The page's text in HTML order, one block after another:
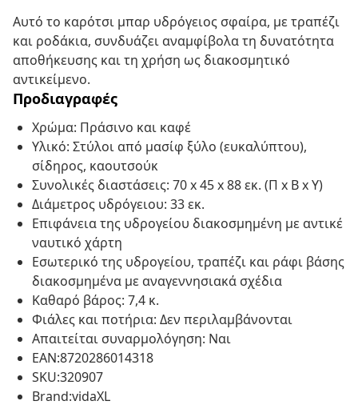
Αυτό το καρότσι μπαρ υδρόγειος σφαίρα, με τραπέζι
και ροδάκια, συνδυάζει αναμφίβολα τη δυνατότητα
αποθήκευσης και τη χρήση ως διακοσμητικό
αντικείμενο.
Προδιαγραφές
Χρώμα: Πράσινο και καφέ
Υλικό: Στύλοι από μασίφ ξύλο (ευκαλύπτου),
σίδηρος, καουτσούκ
Συνολικές διαστάσεις: 70 x 45 x 88 εκ. (Π x Β x Υ)
Διάμετρος υδρόγειου: 33 εκ.
Επιφάνεια της υδρογείου διακοσμημένη με αντικέ
ναυτικό χάρτη
Εσωτερικό της υδρογείου, τραπέζι και ράφι βάσης
διακοσμημένα με αναγεννησιακά σχέδια
Καθαρό βάρος: 7,4 κ.
Φιάλες και ποτήρια: Δεν περιλαμβάνονται
Απαιτείται συναρμολόγηση: Ναι
EAN:8720286014318
SKU:320907
Brand:vidaXL